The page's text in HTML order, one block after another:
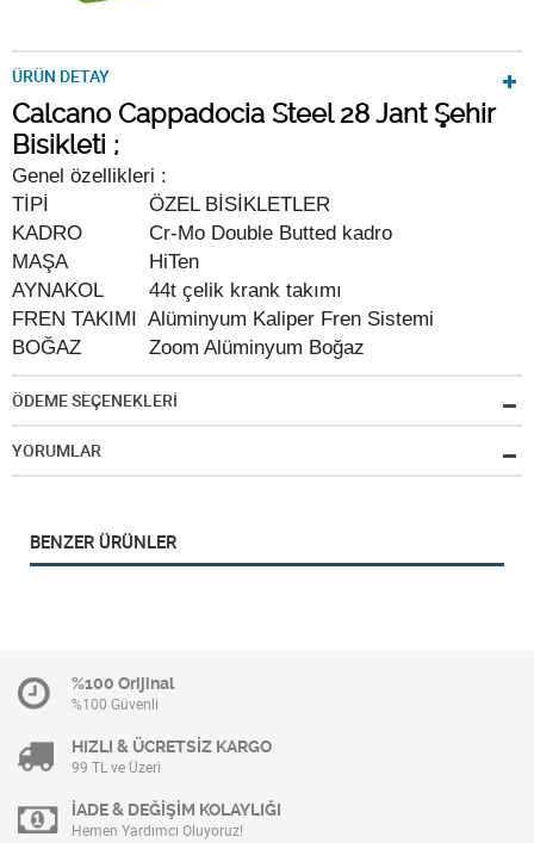
ÜRÜN DETAY
Calcano Cappadocia Steel 28 Jant Şehir
Bisikleti ;
Genel özellikleri :
TİPİ
ÖZEL BİSİKLETLER
KADRO
Cr-Mo Double Butted kadro
MAŞA
HiTen
AYNAKOL
44t çelik krank takımı
FREN TAKIMI Alüminyum Kaliper Fren Sistemi
BOĞAZ
Zoom Alüminyum Boğaz
ÖDEME SEÇENEKLERİ
YORUMLAR
BENZER ÜRÜNLER
%100 Orijinal
%100 Güvenli
HIZLI & ÜCRETSİZ KARGO
99 TL ve Üzeri
İADE & DEĞİŞİM KOLAYLIĞI
Hemen Yardımcı Oluyoruz!